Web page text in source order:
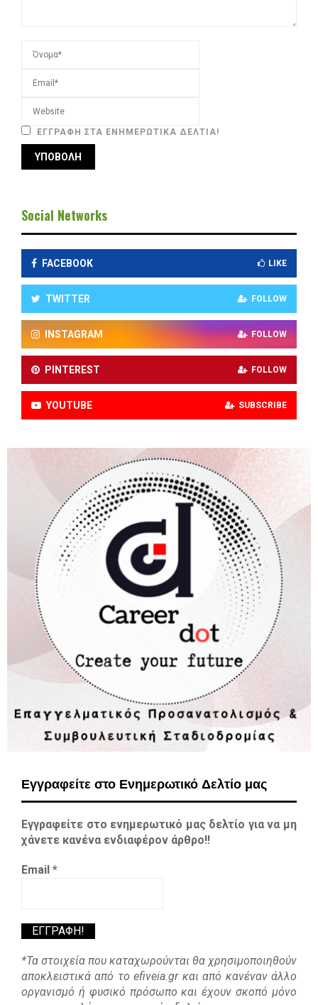
ΕΓΓΡΑΦΉ ΣΤΑ ΕΝΗΜΕΡΩΤΙΚΆ ΔΕΛΤΊΑ!
Social Networks
FACEBOOK LIKE
TWITTER FOLLOW
INSTAGRAM FOLLOW
PINTEREST FOLLOW
YOUTUBE SUBSCRIBE
Εγγραφείτε στο Ενημερωτικό Δελτίο μας
Εγγραφείτε στο ενημερωτικό μας δελτίο για να μη
χάνετε κανένα ενδιαφέρον άρθρο!!
Email *
*Τα στοιχεία που καταχωρούνται θα χρησιμοποιηθούν
αποκλειστικά από το efiveia.gr και από κανέναν άλλο
οργανισμό ή φυσικό πρόσωπο και έχουν σκοπό μόνο